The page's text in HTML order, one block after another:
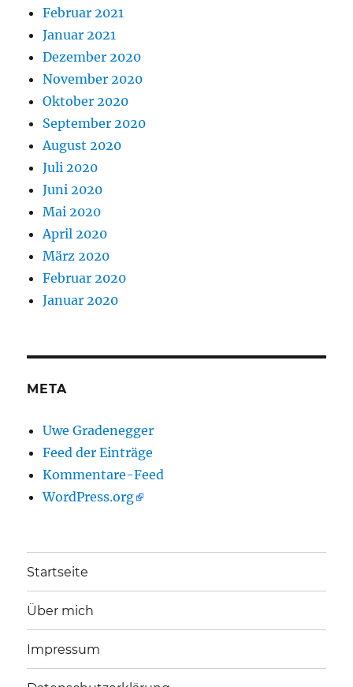
Februar 2021
Januar 2021
Dezember 2020
November 2020
Oktober 2020
September 2020
August 2020
Juli 2020
Juni 2020
Mai 2020
April 2020
März 2020
Februar 2020
Januar 2020
META
Uwe Gradenegger
Feed der Einträge
Kommentare-Feed
WordPress.org
Startseite
Über mich
Impressum